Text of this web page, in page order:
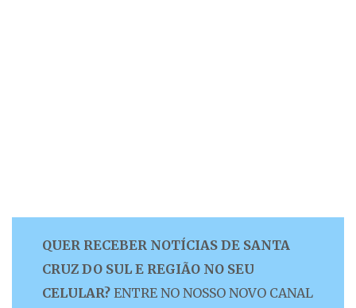
QUER RECEBER NOTÍCIAS DE SANTA
CRUZ DO SUL E REGIÃO NO SEU
CELULAR? ENTRE NO NOSSO NOVO CANAL